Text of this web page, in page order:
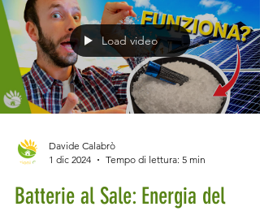
Load video
Davide Calabrò
1 dic 2024
Tempo di lettura: 5 min